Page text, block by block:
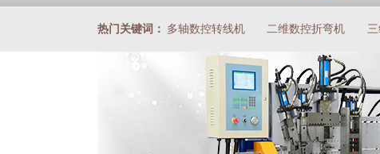
热门关键词： 多轴数控转线机 二维数控折弯机